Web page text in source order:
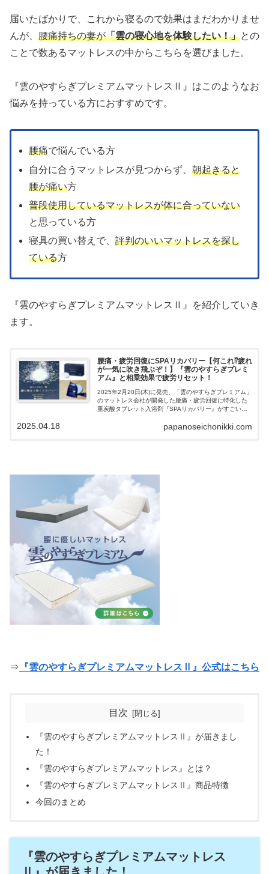
届いたばかりで、これから寝るので効果はまだわかりませ
んが、 腰痛持ちの妻が「雲の寝心地を体験したい！」との
ことで数あるマットレスの中からこちらを選びました。
『雲のやすらぎプレミアムマットレスⅡ』はこのようなお
悩みを持っている方におすすめです。
腰痛で悩んでいる方
自分に合うマットレスが見つからず、朝起きると
腰が痛い方
普段使用しているマットレスが体に合っていない
と思っている方
寝具の買い替えで、評判のいいマットレスを探し
ている方
『雲のやすらぎプレミアムマットレスⅡ』を紹介していき
ます。
腰痛・疲労回復にSPAリカバリー【何これ⁉︎疲れ
が一気に吹き飛ぶぞ！】『雲のやすらぎプレミ
アム』と相乗効果で疲労リセット！
2025年2月20日(木)に発売、「雲のやすらぎプレミアム」
のマットレス会社が開発した腰痛・疲労回復に特化した
重炭酸タブレット入浴剤『SPAリカバリー』がすごいで
と謳っている通り、お風呂で疲労リセットし、翌朝スッ
だけでも相当な効果が得られると思いますが、我が家は
『雲のやすらぎプレミアムマットレスⅡ』にしたので、
腰痛・肩こりの改善、疲労回復の効果が相乗的に得られ
ています。『SPAリカバリー』はこのようなお悩みを持
っている方におすすめです。・いつも腰が痛い・ちゃん
と寝てるけど、疲れが残っている・湯船に浸かっていて
も、すぐ湯冷めしちゃう・湯船に浸かっているのに、肌
の乾燥が気になる。2025年2月20日(木)に発売、「雲のや
すらぎプレミアム」のマットレス会社が開発した腰痛・
疲労回復に特化した重炭酸タブレット入浴剤『SPAリカ
バリー』を紹介していきます。
papanoseichonikki.com
2025.04.18
⇒ 『雲のやすらぎプレミアムマットレスⅡ』公式はこちら
目次
『雲のやすらぎプレミアムマットレスⅡ』が届きまし
た！
『雲のやすらぎプレミアムマットレス』とは？
『雲のやすらぎプレミアムマットレスⅡ』商品特徴
今回のまとめ
『雲のやすらぎプレミアムマットレス